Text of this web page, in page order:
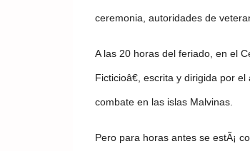
ceremonia, autoridades de
A las 20 horas del feriado, en el
Ficticioâ€, escrita y dirigida por
combate en las islas Malvinas.
Pero para horas antes se estÃ¡